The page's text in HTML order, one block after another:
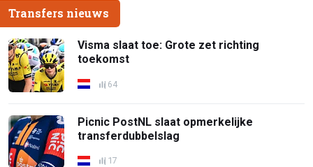
Transfers nieuws
Visma slaat toe: Grote zet richting
toekomst
64
Picnic PostNL slaat opmerkelijke
transferdubbelslag
17